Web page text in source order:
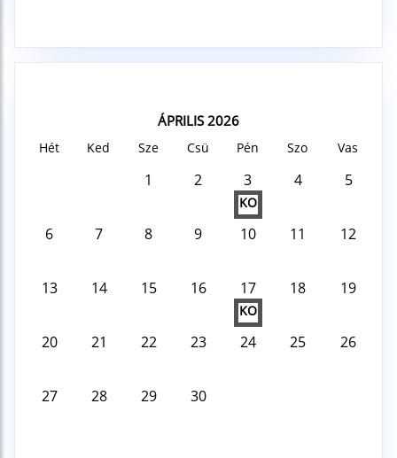
ÁPRILIS 2026
Hét Ked Sze Csü Pén Szo Vas
1 2 3
KO
4 5
6 7 8 9 10 11 12
13 14 15 16 17
KO
18 19
20 21 22 23 24 25 26
27 28 29 30